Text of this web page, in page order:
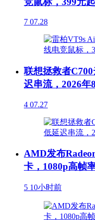
7 07.28
联想拯救者
迟串流，2026年
4 07.27
AMD发布
卡，1080p高帧
5 10小时前